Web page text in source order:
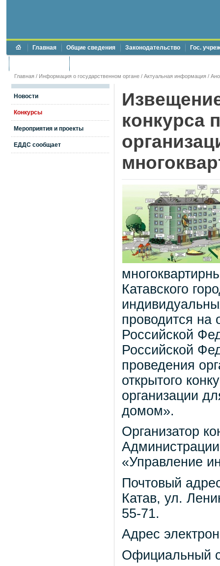
Главная Общие сведения Законодательство Гос.
Главная / Информация о государственном органе / Актуальная информация /
Новости
Конкурсы
Мероприятия и проекты
ЕДДС сообщает
конкурса
Катавского
проводится на
Российской
Российской
проведения
открытого
организации
домом».
Организатор
Администрации
«Управление
Почтовый
Катав, ул.
55-71.
Адрес
Официальный